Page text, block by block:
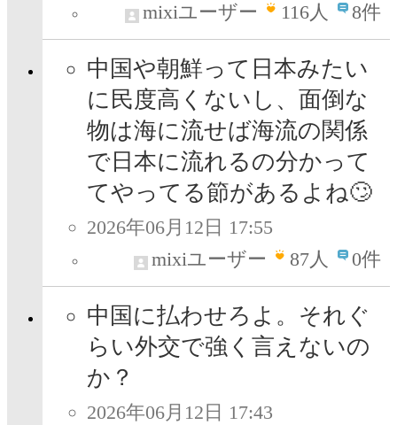
mixiユーザー
116人 8件
中国や朝鮮って日本みたい
に民度高くないし、面倒な
物は海に流せば海流の関係
で日本に流れるの分かって
てやってる節があるよね🙄
2026年06月12日 17:55
mixiユーザー
87人 0件
中国に払わせろよ。それぐ
らい外交で強く言えないの
か？
2026年06月12日 17:43